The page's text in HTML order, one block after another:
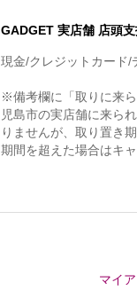
GADGET 実店舗 店頭
現金/クレジットカード/
※備考欄に「取りに来
児島市の実店舗に来ら
りませんが、取り置き
期間を超えた場合はキ
マイ